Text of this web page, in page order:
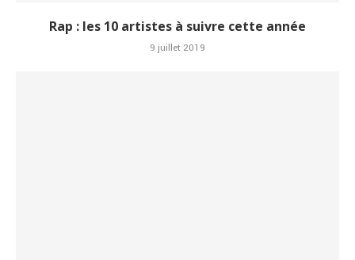
Rap : les 10 artistes à suivre cette année
9 juillet 2019